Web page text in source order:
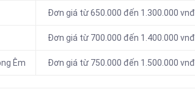
Đơn giá từ 650.000 đến 1.300.000 vnđ
Đơn giá từ 700.000 đến 1.400.000 vnđ
Êm Đơn giá từ 750.000 đến 1.500.000 vnđ